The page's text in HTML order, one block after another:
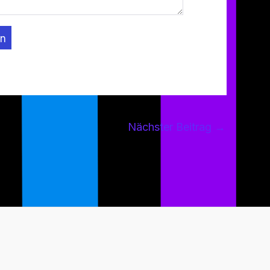
Nächster Beitrag →